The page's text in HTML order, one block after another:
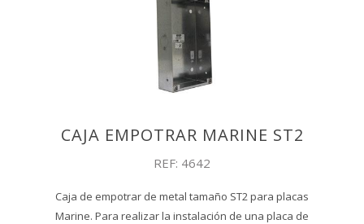
CAJA EMPOTRAR MARINE ST2
REF: 4642
Caja de empotrar de metal tamaño ST2 para placas
Marine. Para realizar la instalación de una placa de